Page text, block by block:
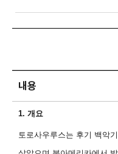
내용
1.개요
토로사우루스는 후기 백악